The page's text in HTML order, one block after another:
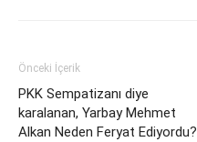
Önceki İçerik
PKK Sempatizanı diye
karalanan, Yarbay Mehmet
Alkan Neden Feryat Ediyordu?